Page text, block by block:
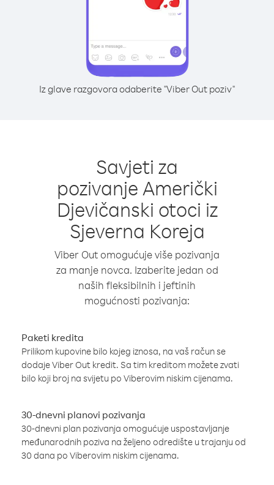
Iz glave razgovora odaberite "Viber Out poziv"
Savjeti za
pozivanje Američki
Djevičanski otoci iz
Sjeverna Koreja
Viber Out omogućuje više pozivanja
za manje novca. Izaberite jedan od
naših fleksibilnih i jeftinih
mogućnosti pozivanja:
Paketi kredita
Prilikom kupovine bilo kojeg iznosa, na vaš račun se
dodaje Viber Out kredit. Sa tim kreditom možete zvati
bilo koji broj na svijetu po Viberovim niskim cijenama.
30-dnevni planovi pozivanja
30-dnevni plan pozivanja omogućuje uspostavljanje
međunarodnih poziva na željeno odredište u trajanju od
30 dana po Viberovim niskim cijenama.